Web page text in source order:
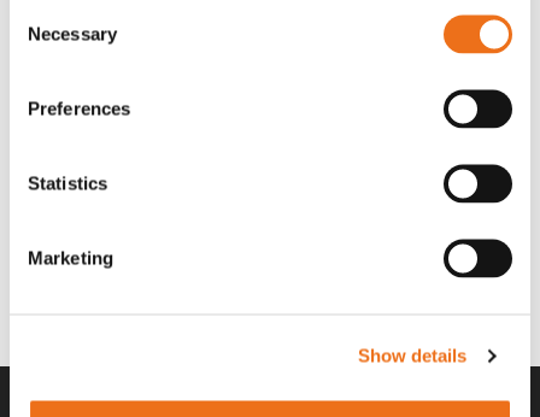
Selection
Necessary
Preferences
Statistics
Marketing
Show details
Lägg till i varukorg
Rotor teeth 8t/6k 0Gr/8 R6/14